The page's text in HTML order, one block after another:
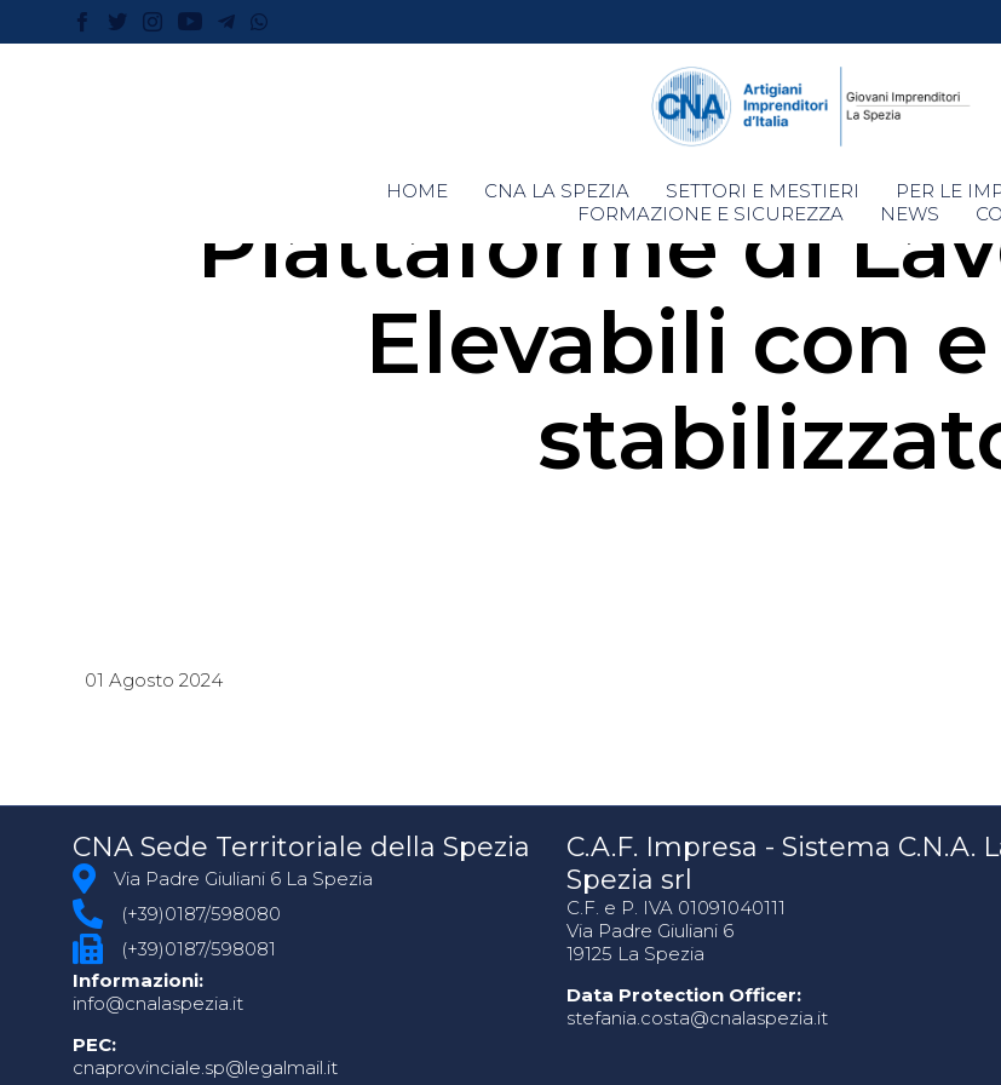
Skip
to
HOME CNA LA SPEZIA SETTORI E MESTIERI PER LE
FORMAZIONE E SICUREZZA
NEWS
Piattaforme di
Elevabili con
01 Agosto 2024
CNA Sede Territoriale della Spezia
Via Padre Giuliani 6 La Spezia
(+39)0187/598080
(+39)0187/598081
Informazioni:
info@cnalaspezia.it
PEC:
cnaprovinciale.sp@legalmail.it
C.A.F. Impresa - Sistema C.N.A.
Spezia srl
C.F. e P. IVA 01091040111
Via Padre Giuliani 6
19125 La Spezia
Data Protection Officer:
stefania.costa@cnalaspezia.it